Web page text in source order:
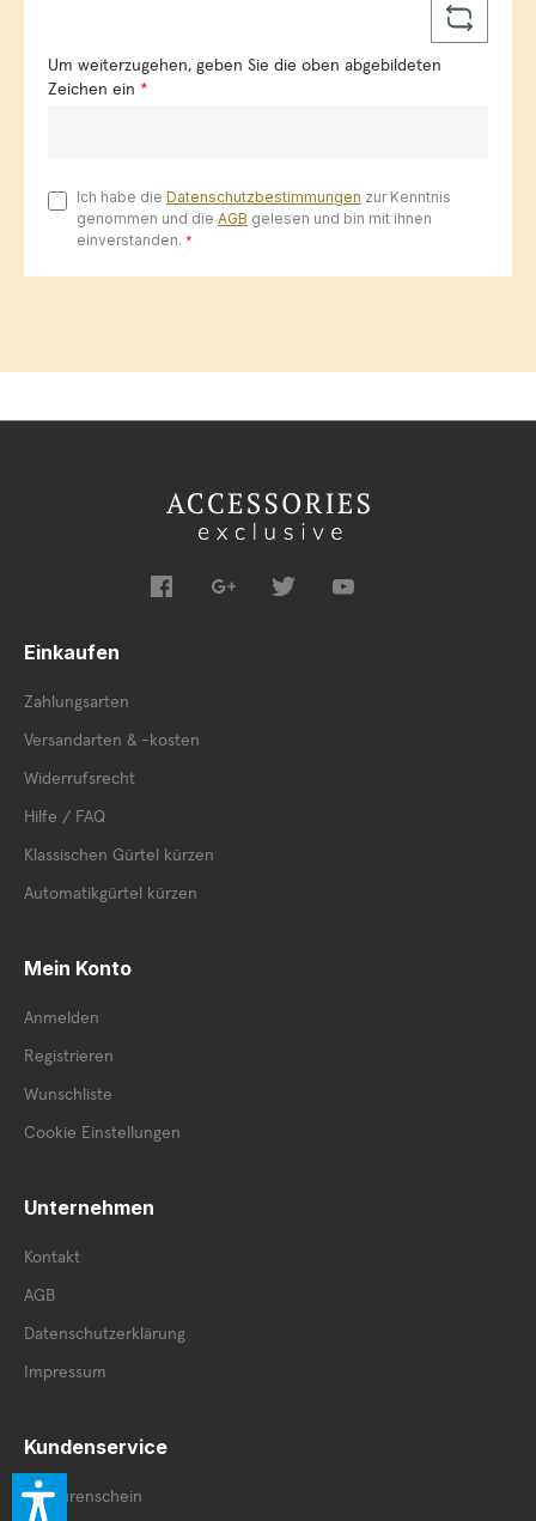
Um weiterzugehen, geben Sie die oben abgebildeten
Zeichen ein *
Ich habe die Datenschutzbestimmungen zur Kenntnis
genommen und die AGB gelesen und bin mit ihnen
einverstanden. *
Einkaufen
Zahlungsarten
Versandarten & -kosten
Widerrufsrecht
Hilfe / FAQ
Klassischen Gürtel kürzen
Automatikgürtel kürzen
Mein Konto
Anmelden
Registrieren
Wunschliste
Cookie Einstellungen
Unternehmen
Kontakt
AGB
Datenschutzerklärung
Impressum
Kundenservice
Retourenschein